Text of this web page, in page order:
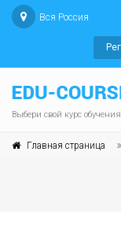
Вся Россия
Выбери свой курс обучения
Главная страница